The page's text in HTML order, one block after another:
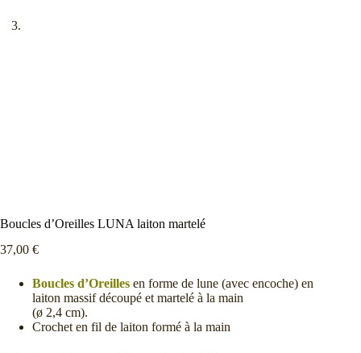
Boucles d’Oreilles LUNA laiton martelé
37,00 €
Boucles d’Oreilles en forme de lune (avec encoche) en
laiton massif découpé et martelé à la main
(ø 2,4 cm).
Crochet en fil de laiton formé à la main